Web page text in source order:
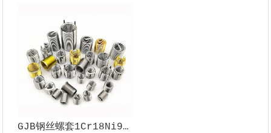
GJB钢丝螺套1Cr18Ni9Ti 材料多种型号支持定制5H 6H精度